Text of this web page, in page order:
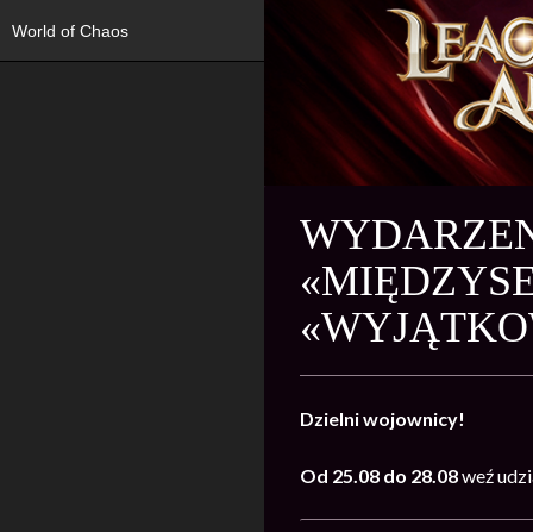
Dzielni wojownicy!
Od 25.08 do 28.08weź
World of Chaos